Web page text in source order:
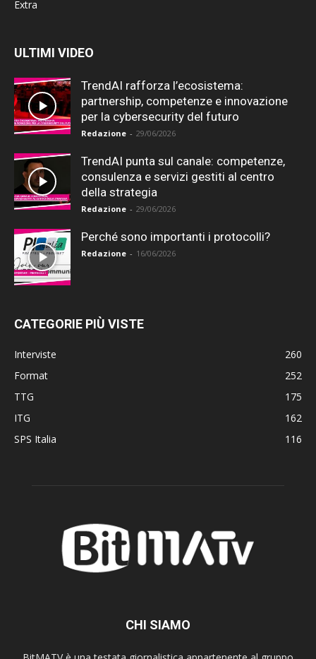
Extra
ULTIMI VIDEO
TrendAI rafforza l’ecosistema:
partnership, competenze e innovazione
per la cybersecurity del futuro
Redazione - 29/06/2026
TrendAI punta sul canale: competenze,
consulenza e servizi gestiti al centro
della strategia
Redazione - 29/06/2026
Perché sono importanti i protocolli?
Redazione - 16/06/2026
CATEGORIE PIÙ VISTE
Interviste
260
Format
252
TTG
175
ITG
162
SPS Italia
116
CHI SIAMO